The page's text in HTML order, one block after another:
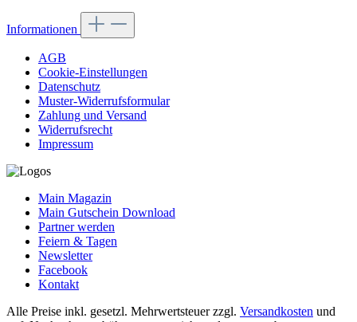
Informationen
AGB
Cookie-Einstellungen
Datenschutz
Muster-Widerrufsformular
Zahlung und Versand
Widerrufsrecht
Impressum
Main Magazin
Main Gutschein Download
Partner werden
Feiern & Tagen
Newsletter
Facebook
Kontakt
Alle Preise inkl. gesetzl. Mehrwertsteuer zzgl. Versandkosten und